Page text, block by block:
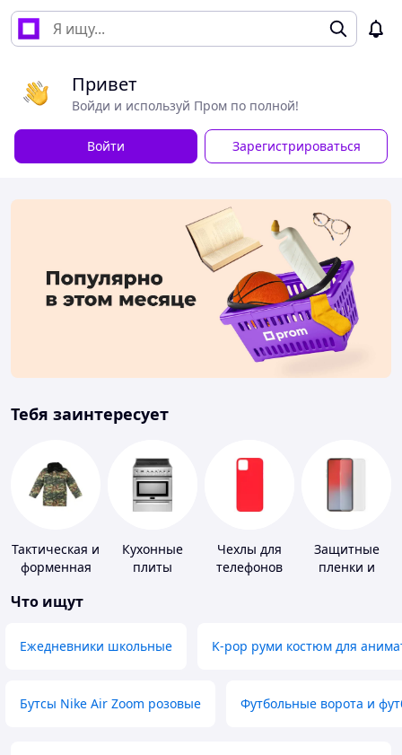
Привет
Войди и используй Пром по полной!
Войти Зарегистрироваться
Тебя заинтересует
Тактическая и
форменная
Кухонные
плиты
Чехлы для
телефонов
Защитные
пленки и
Что ищут
Ежедневники школьные K-pop руми костюм для
Бутсы Nike Air Zoom розовые Футбольные ворота и